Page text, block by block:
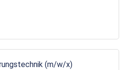
(m/w/x)